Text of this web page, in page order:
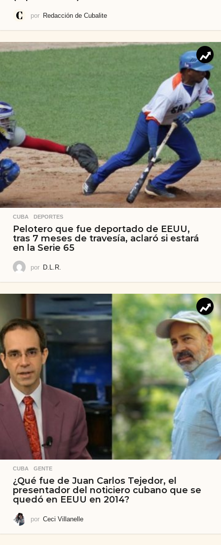
por Redacción de Cubalite
CUBA ,DEPORTES
Pelotero que fue deportado de EEUU,
tras 7 meses de travesía, aclaró si estará
en la Serie 65
por D.L.R.
CUBA ,GENTE
¿Qué fue de Juan Carlos Tejedor, el
presentador del noticiero cubano que se
quedó en EEUU en 2014?
por Ceci Villanelle